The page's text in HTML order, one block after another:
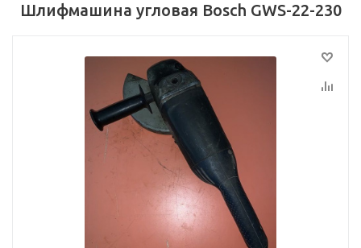
Шлифмашина угловая Bosch GWS-22-230